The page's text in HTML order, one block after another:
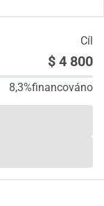
Cíl
$ 4 800
8,3%financováno